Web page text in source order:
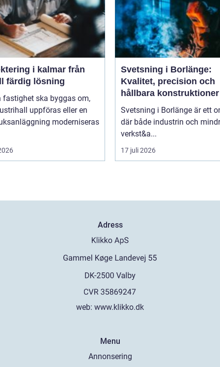
i kalmar från
färdig lösning
fastighet ska byggas om,
uppföras eller en
moderniseras
Svetsning i Borlänge:
Kvalitet, precision och
hållbara konstruktioner
Svetsning i Borlänge är ett
där både industrin och
verkst&a...
17 juli 2026
Adress
web: www.klikko.dk
Menu
Annonsering